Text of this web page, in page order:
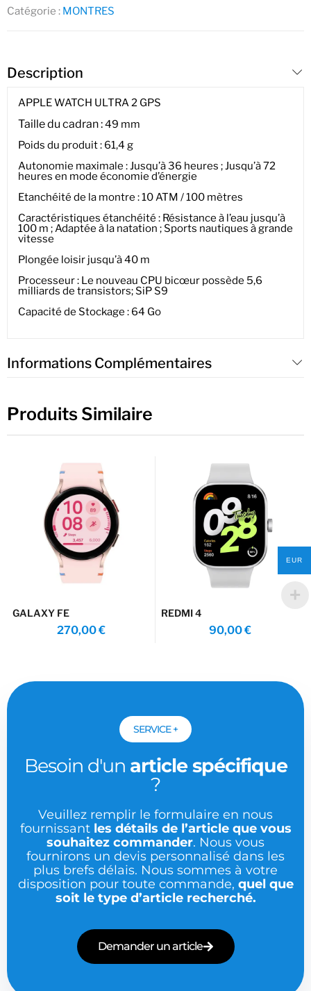
Catégorie : MONTRES
Description
APPLE WATCH ULTRA 2 GPS
Taille du cadran :49 mm
Poids du produit : 61,4 g
Autonomie maximale : Jusqu’à 36 heures ; Jusqu’à 72
heures en mode économie d’énergie
Etanchéité de la montre : 10 ATM / 100 mètres
Caractéristiques étanchéité : Résistance à l’eau jusqu’à
100 m ; Adaptée à la natation ; Sports nautiques à grande
vitesse
Plongée loisir jusqu’à 40 m
Processeur : Le nouveau CPU bicœur possède 5,6
milliards de transistors; SiP S9
Capacité de Stockage : 64 Go
Informations Complémentaires
Produits Similaire
GALAXY FE
270,00€
REDMI 4
90,00€
SERVICE +
Besoin d'un article spécifique
?
Veuillez remplir le formulaire en nous
fournissant les détails de l’article que vous
souhaitez commander. Nous vous
fournirons un devis personnalisé dans les
plus brefs délais. Nous sommes à votre
disposition pour toute commande, quel que
soit le type d’article recherché.
Demander un article
EUR